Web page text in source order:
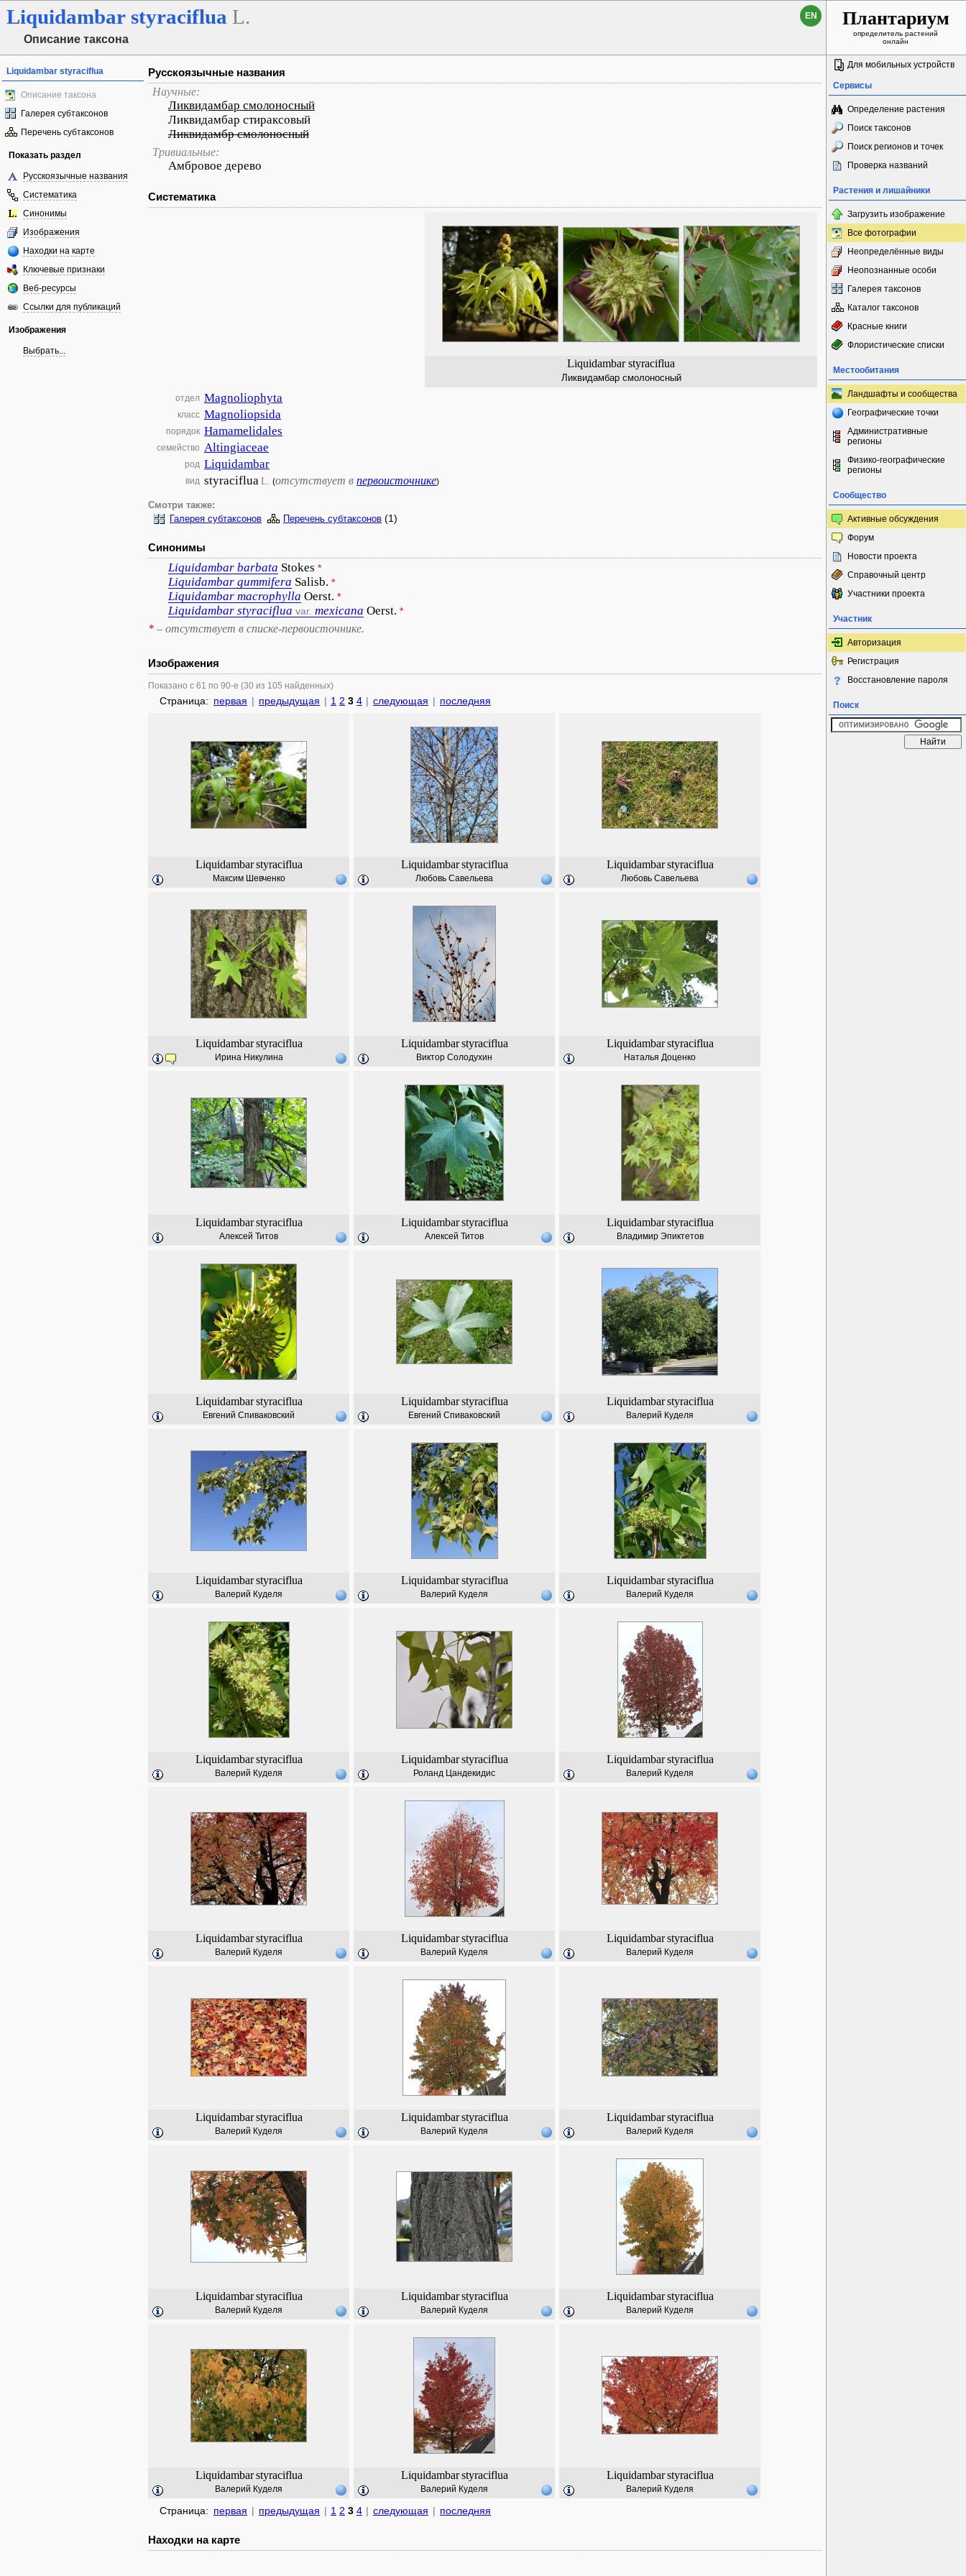
Liquidambar styraciflua L.
Описание таксона
EN Плантариум
определитель растений
онлайн
Liquidambar styraciflua
Описание таксона
Галерея субтаксонов
Перечень субтаксонов
Показать раздел
Русскоязычные названия
Систематика
Синонимы
Изображения
Находки на карте
Ключевые признаки
Веб-ресурсы
Ссылки для публикаций
Изображения
Выбрать...
Русскоязычные названия
Научные:
Ликвидамбар смолоносный
Ликвидамбар стираксовый
Ликвидамбр смолоносный
Тривиальные:
Амбровое дерево
Систематика
Liquidambar styraciflua
Ликвидамбар смолоносный
отдел Magnoliophyta
класс Magnoliopsida
порядок Hamamelidales
семейство Altingiaceae
род Liquidambar
вид styracifluaL. (отсутствует в первоисточнике)
Смотри также:
Галерея субтаксонов
Перечень субтаксонов (1)
Синонимы
Liquidambar barbata Stokes *
Liquidambar gummifera Salisb. *
Liquidambar macrophylla Oerst. *
Liquidambar styraciflua var. mexicana Oerst. *
* – отсутствует в списке-первоисточнике.
Изображения
Показано с 61 по 90-е (30 из 105 найденных)
Страница: первая | предыдущая | 1 2 3 4 | следующая | последняя
Liquidambar styraciflua
Максим Шевченко
Liquidambar styraciflua
Любовь Савельева
Liquidambar styraciflua
Любовь Савельева
Liquidambar styraciflua
Ирина Никулина
Liquidambar styraciflua
Виктор Солодухин
Liquidambar styraciflua
Наталья Доценко
Liquidambar styraciflua
Алексей Титов
Liquidambar styraciflua
Алексей Титов
Liquidambar styraciflua
Владимир Эпиктетов
Liquidambar styraciflua
Евгений Спиваковский
Liquidambar styraciflua
Евгений Спиваковский
Liquidambar styraciflua
Валерий Куделя
Liquidambar styraciflua
Валерий Куделя
Liquidambar styraciflua
Валерий Куделя
Liquidambar styraciflua
Валерий Куделя
Liquidambar styraciflua
Валерий Куделя
Liquidambar styraciflua
Роланд Цандекидис
Liquidambar styraciflua
Валерий Куделя
Liquidambar styraciflua
Валерий Куделя
Liquidambar styraciflua
Валерий Куделя
Liquidambar styraciflua
Валерий Куделя
Liquidambar styraciflua
Валерий Куделя
Liquidambar styraciflua
Валерий Куделя
Liquidambar styraciflua
Валерий Куделя
Liquidambar styraciflua
Валерий Куделя
Liquidambar styraciflua
Валерий Куделя
Liquidambar styraciflua
Валерий Куделя
Liquidambar styraciflua
Валерий Куделя
Liquidambar styraciflua
Валерий Куделя
Liquidambar styraciflua
Валерий Куделя
Страница: первая | предыдущая | 1 2 3 4 | следующая | последняя
Находки на карте
Для мобильных устройств
Сервисы
Определение растения
Поиск таксонов
Поиск регионов и точек
Проверка названий
Растения и лишайники
Загрузить изображение
Все фотографии
Неопределённые виды
Неопознанные особи
Галерея таксонов
Каталог таксонов
Красные книги
Флористические списки
Местообитания
Ландшафты и сообщества
Географические точки
Административные
регионы
Физико-географические
регионы
Сообщество
Активные обсуждения
Форум
Новости проекта
Справочный центр
Участники проекта
Участник
Авторизация
Регистрация
Восстановление пароля
Поиск